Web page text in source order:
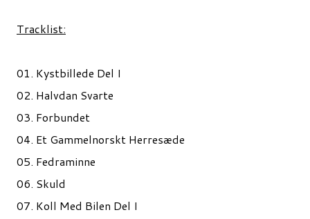
Tracklist:
01. Kystbillede Del I
02. Halvdan Svarte
03. Forbundet
04. Et Gammelnorskt Herresæde
05. Fedraminne
06. Skuld
07. Koll Med Bilen Del I